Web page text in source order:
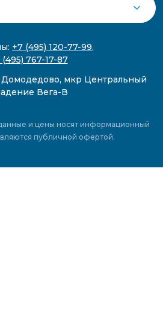
+7 (495) 120-77-99,
(495) 767-17-87
Домодедово, мкр Центральный
Вега-В
и цены носят информационный
публичной офертой.